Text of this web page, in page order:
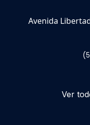
Avenida
Ver